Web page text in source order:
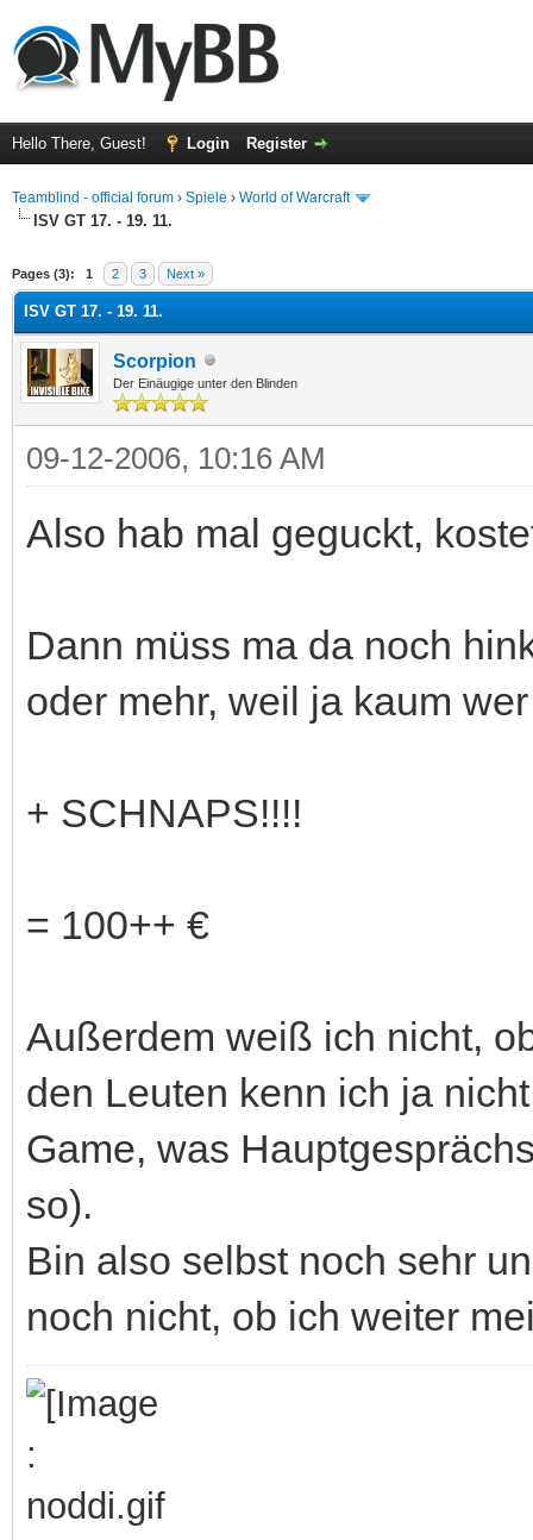
Hello There, Guest! Login Register
Teamblind - official forum › Spiele › World of Warcraft
ISV GT 17. - 19. 11.
Pages (3): 1 2 3 Next »
ISV GT 17. - 19. 11.
Scorpion
Der Einäugige unter den Blinden
09-12-2006, 10:16 AM
Also hab mal geguckt,
Dann müss ma da noch
oder mehr, weil ja kaum
+ SCHNAPS!!!!
= 100++ €
Außerdem weiß ich nicht,
den Leuten kenn ich ja
Game, was
so).
Bin also selbst noch sehr
noch nicht, ob ich weiter